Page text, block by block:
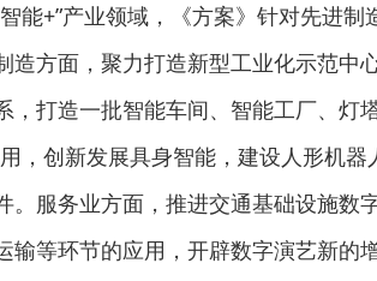
能+”产业领域，《方案》针对先进
造方面，聚力打造新型工业化示范中
，打造一批智能车间、智能工厂、灯
，创新发展具身智能，建设人形机
。服务业方面，推进交通基础设施数
输等环节的应用，开辟数字演艺新的